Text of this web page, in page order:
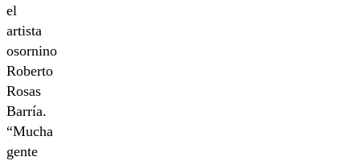
el
artista
osornino
Roberto
Rosas
Barría.
“Mucha
gente